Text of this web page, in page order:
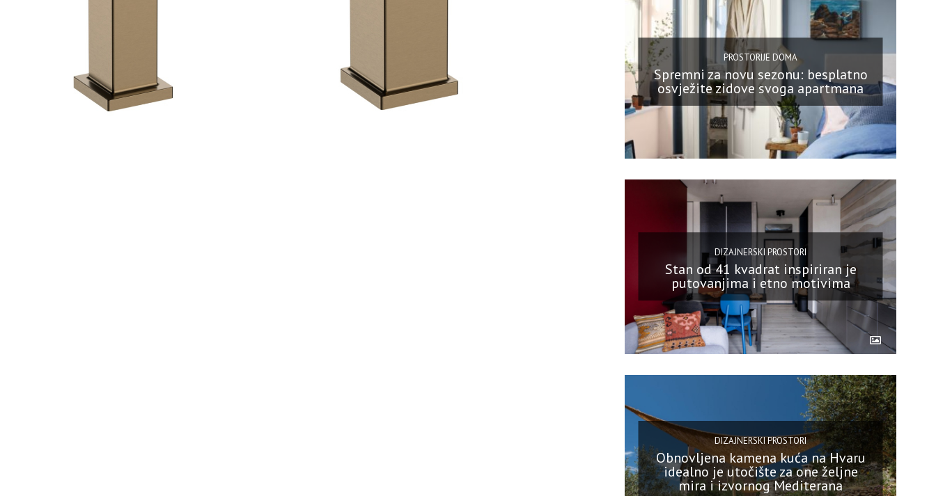
PROSTORIJE DOMA
Spremni za novu sezonu: besplatno
osvježite zidove svoga apartmana
DIZAJNERSKI PROSTORI
Stan od 41 kvadrat inspiriran je
putovanjima i etno motivima
DIZAJNERSKI PROSTORI
Obnovljena kamena kuća na Hvaru
idealno je utočište za one željne
mira i izvornog Mediterana